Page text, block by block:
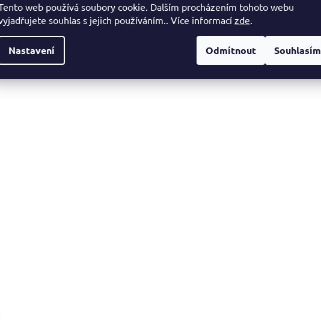
web používá soubory cookie. Dalším procházením tohoto webu
souhlas s jejich používáním.. Více informací zde.
Nastavení Odmítnout Souhlasím